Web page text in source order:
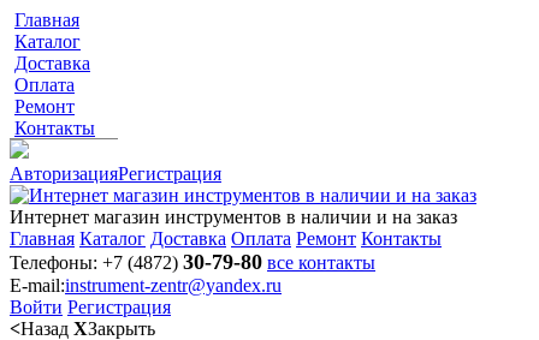
Главная
Каталог
Доставка
Оплата
Ремонт
Контакты
АвторизацияРегистрация
Интернет магазин инструментов в наличии и на заказ
Главная Каталог Доставка Оплата Ремонт Контакты
Телефоны: +7 (4872) 30-79-80 все контакты
E-mail:instrument-zentr@yandex.ru
Войти Регистрация
<Назад XЗакрыть